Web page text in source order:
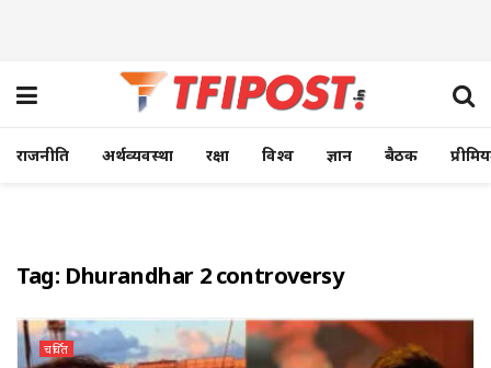
राजनीति अर्थव्यवस्था रक्षा विश्व ज्ञान बैठक
Tag: Dhurandhar 2 controversy
चर्चित